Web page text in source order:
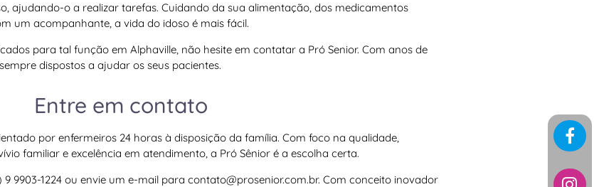
ajudando-o a realizar tarefas. Cuidando da sua alimentação, dos medicamentos
um acompanhante, a vida do idoso é mais fácil.
para tal função em Alphaville, não hesite em contatar a Pró Senior. Com anos de
dispostos a ajudar os seus pacientes.
Entre em contato
por enfermeiros 24 horas à disposição da família. Com foco na qualidade,
familiar e excelência em atendimento, a Pró Sênior é a escolha certa.
9 9903-1224 ou envie um e-mail paracontato@prosenior.com.br. Com conceito inovador